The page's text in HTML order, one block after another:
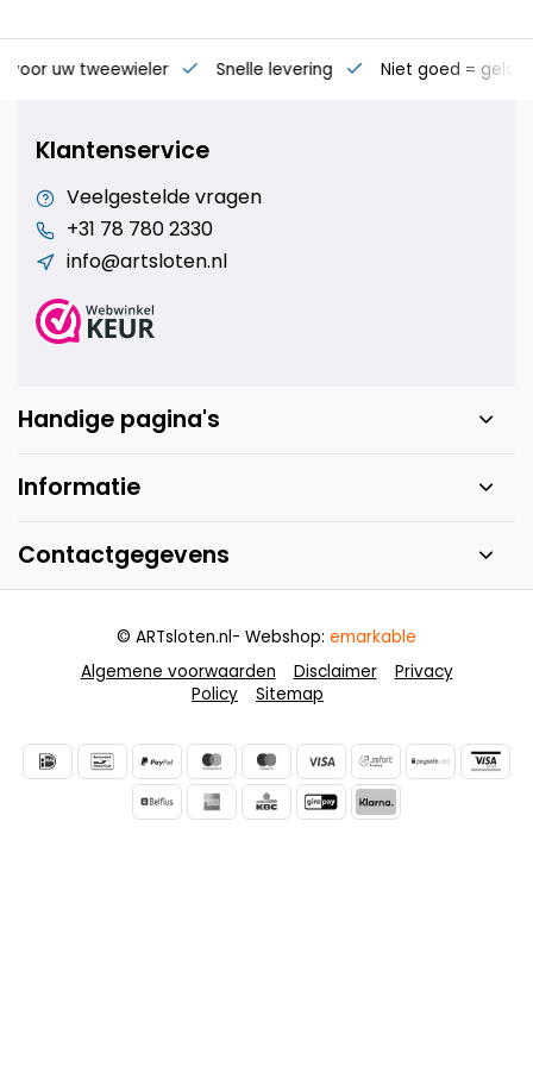
voor uw tweewieler Snelle levering Niet goed = geld
Klantenservice
Veelgestelde vragen
+31 78 780 2330
info@artsloten.nl
Handige pagina's
Informatie
Contactgegevens
Algemene voorwaarden Disclaimer
Privacy
Policy
Sitemap
© ARTsloten.nl- Webshop: emarkable